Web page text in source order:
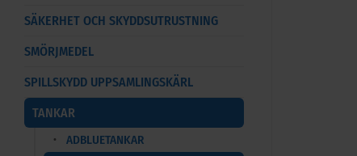
SÄKERHET OCH SKYDDSUTRUSTNING
SMÖRJMEDEL
SPILLSKYDD UPPSAMLINGSKÄRL
TANKAR
ADBLUETANKAR